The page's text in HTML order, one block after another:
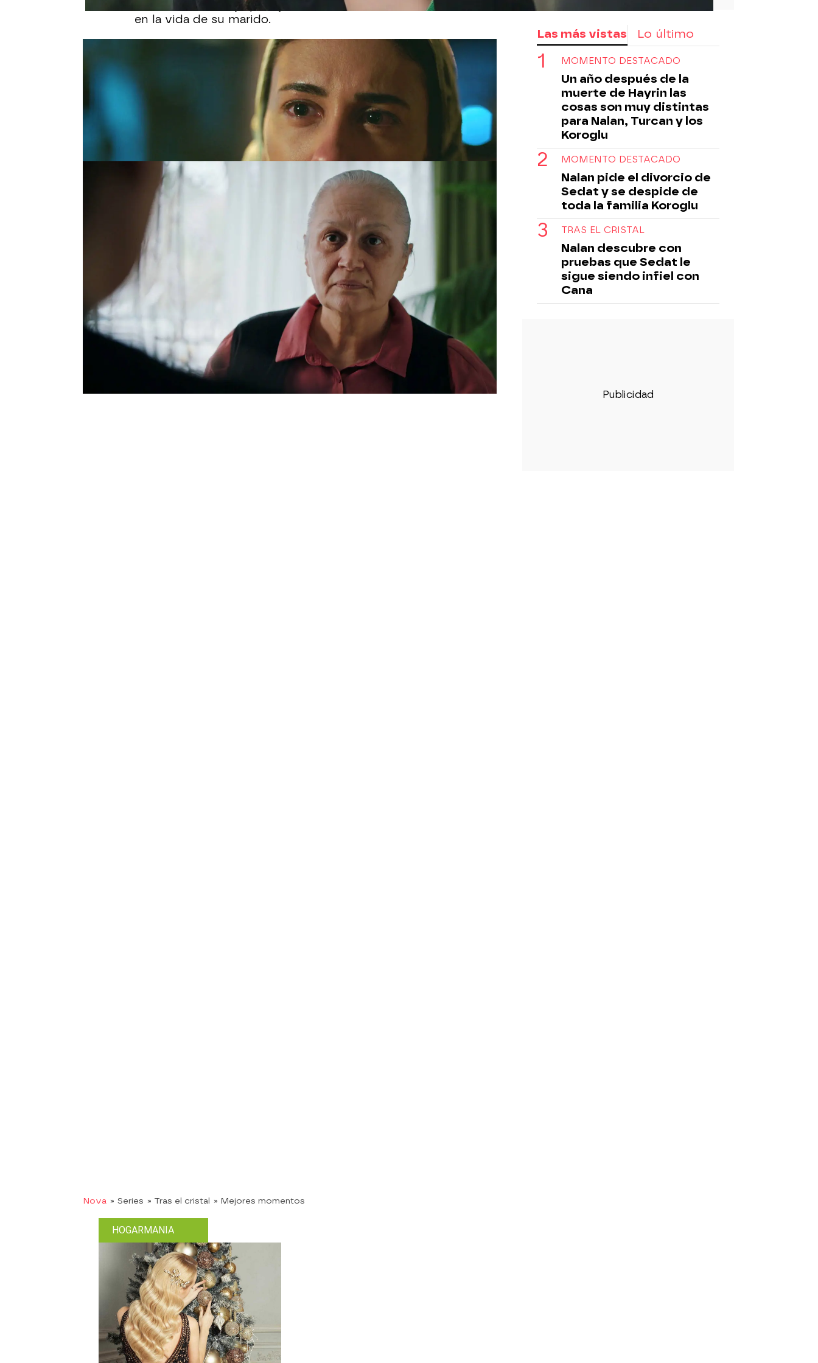
así se llama su mujer, tampoco conocía la existencia de Nalan
en la vida de su marido.
Antes de que Nalan descubra la verdadera identidad de la
mujer y las niñas, el camarero del restaurante interviene y se
las lleva al interior de la cocina sin que Nalan se entere de lo
que sucede. En el pasillo de la cocina se encuentran Bilur y
Hafise que escuchan a las niñas llamar padre a Hayrin. Esto las
deja algo confundidas; no sospechan que Hayrin pudiera estar
casado, pero la niña ha sido muy explícita.
A la mañana siguiente,
Bilur se compromete a investigar si
Hayrin está o no casado
. De momento, han decidido no
decirle nada a Nalan a la espera de conocer la verdad del
asunto. Bilur aprovecha para contarle a Muzo sus sospechas.
Se queda se piedra cuando descubre queel hermano de Sedat
sabía que Hayrin está casado
y no le habían dicho nada.
Nova » Series » Tras el cristal » Mejores momentos
Las más vistas Lo último
MOMENTO DESTACADO
Un año después de la
muerte de Hayrin las
cosas son muy distintas
para Nalan, Turcan y los
Koroglu
MOMENTO DESTACADO
Nalan pide el divorcio de
Sedat y se despide de
toda la familia Koroglu
TRAS EL CRISTAL
Nalan descubre con
pruebas que Sedat le
sigue siendo infiel con
Cana
HOGARMANIA